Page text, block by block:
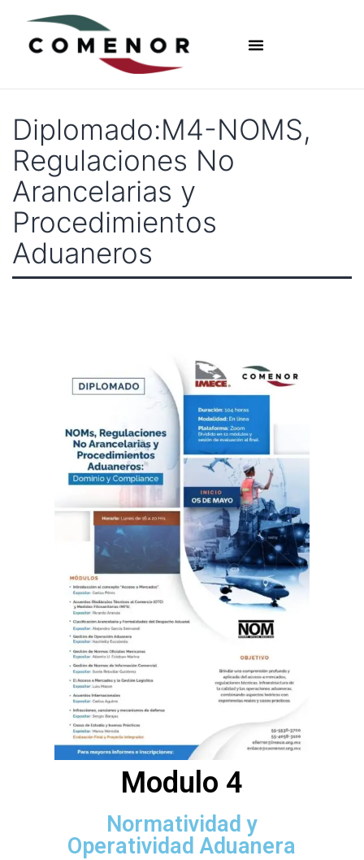
Diplomado:M4-NOMS,
Regulaciones No
Arancelarias y
Procedimientos
Aduaneros
Modulo 4
Normatividad y
Operatividad Aduanera